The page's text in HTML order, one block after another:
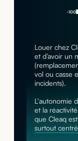
-100
Louer chez
et d’avoir un
vol ou casse
incidents).
L'autonomie
et la
que Cleaq
surtout